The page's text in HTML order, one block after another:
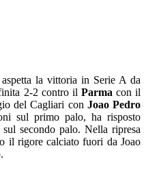
la vittoria in Serie A da
2-2 contro il Parma con il
del Cagliari con Joao Pedro
sul primo palo, ha risposto
secondo palo. Nella ripresa
il rigore calciato fuori da Joao